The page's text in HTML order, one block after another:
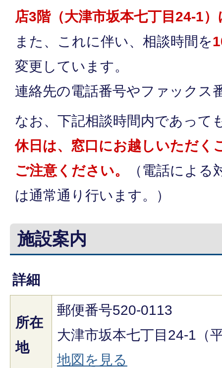
店3階（大津市坂本七丁目24-1
また、これに伴い、相談時間を
変更しています。
連絡先の電話番号やファックス
なお、下記相談時間内であって
休日は、窓口にお越しいただく
ご注意ください。
（電話によ
は通常通り行います。）
施設案内
詳細
所在
地
郵便番号520-0113
大津市坂本七丁目24-1（
地図を見る